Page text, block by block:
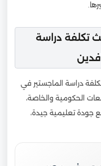
تكلفة دراسة
دراسة الماجستير في
الحكومية والخاصة،
جودة تعليمية جيدة،